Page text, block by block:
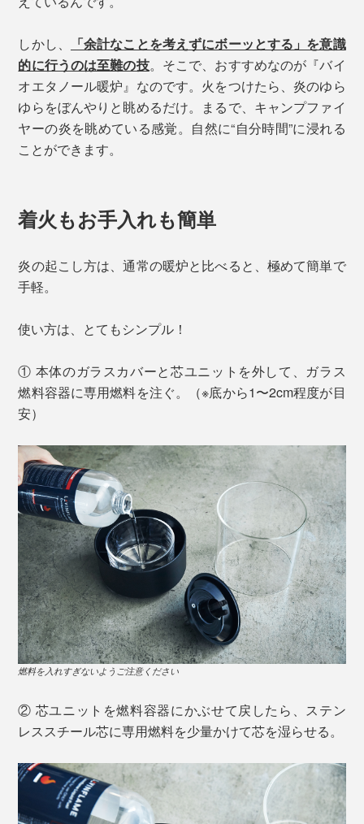
しかし、
「余計なことを考えずにボーッとする」を意識
的に行うのは至難の技。そこで、おすすめなのが『バイ
オエタノール暖炉』なのです。火をつけたら、炎のゆら
ゆらをぼんやりと眺めるだけ。まるで、キャンプファイ
ヤーの炎を眺めている感覚。自然に“自分時間”に浸れる
ことができます。
着火もお手入れも簡単
炎の起こし方は、通常の暖炉と比べると、極めて簡単で
手軽。
使い方は、とてもシンプル！
① 本体のガラスカバーと芯ユニットを外して、ガラス
燃料容器に専用燃料を注ぐ。（※底から1〜2cm程度が目
安）
燃料を入れすぎないようご注意ください
② 芯ユニットを燃料容器にかぶせて戻したら、ステン
レススチール芯に専用燃料を少量かけて芯を湿らせる。